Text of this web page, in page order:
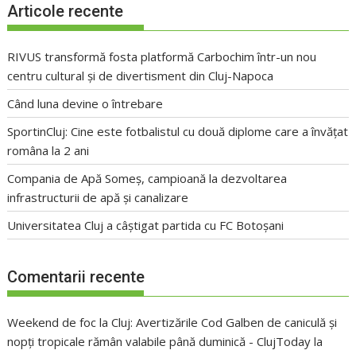
Articole recente
RIVUS transformă fosta platformă Carbochim într-un nou
centru cultural și de divertisment din Cluj-Napoca
Când luna devine o întrebare
SportinCluj: Cine este fotbalistul cu două diplome care a învățat
româna la 2 ani
Compania de Apă Someș, campioană la dezvoltarea
infrastructurii de apă și canalizare
Universitatea Cluj a câștigat partida cu FC Botoșani
Comentarii recente
Weekend de foc la Cluj: Avertizările Cod Galben de caniculă și
nopți tropicale rămân valabile până duminică - ClujToday la